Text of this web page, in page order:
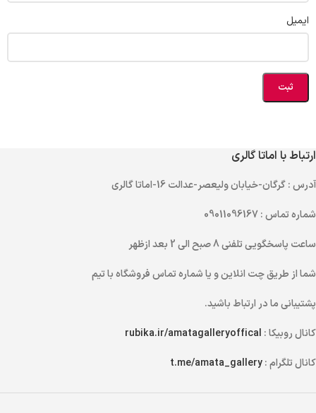
ایمیل
ارتباط با اماتا گالری
آدرس: گرگان-خیابان ولیعصر-عدالت 16-اماتا گالری
شماره تماس: 09011096167
ساعت پاسخگویی تلفنی
شما از طریقچت انلاینو یاشماره تماسفروشگاه با تیم
پشتیبانی ما در ارتباط باشید.
کانال روبیکا : rubika.ir/amatagalleryoffical
کانال تلگرام :t.me/amata_gallery